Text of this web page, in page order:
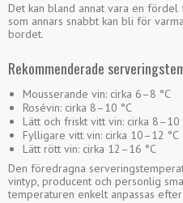
Det kan bland annat vara en
som annars snabbt kan bli för
bordet.
Rekommenderade
Mousserande vin: cirka 6–8 °C
Rosévin: cirka 8–10 °C
Lätt och friskt vitt vin: cirka 8–10
Fylligare vitt vin: cirka 10–12 °C
Lätt rött vin: cirka 12–16 °C
Den föredragna
vintyp, producent och personlig
temperaturen enkelt anpassas